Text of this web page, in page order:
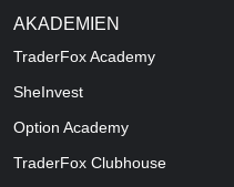
AKADEMIEN
TraderFox Academy
SheInvest
Option Academy
TraderFox Clubhouse